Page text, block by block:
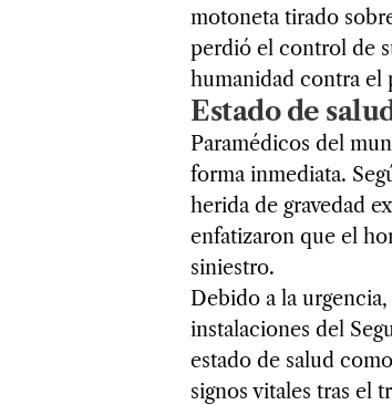
motoneta tirado
perdió el control de
humanidad contra el
Estado de
Paramédicos del
forma inmediata.
herida de gravedad
enfatizaron que el
siniestro.
Debido a la
instalaciones del
estado de salud
signos vitales tras el